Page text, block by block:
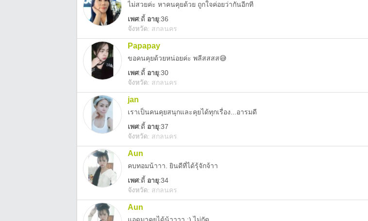
ไม่สวยค่ะ หาคนคุยด้วย ถูกใจค่อยว่ากันอีกที
เพศ:ดี้ อายุ:36
จังหวัด: สกลนคร
Papapay
ขอคนคุยด้วยหน่อยค่ะ พลีสสสส😅
เพศ:ดี้ อายุ:30
จังหวัด: สกลนคร
jan
เราเป็นคนคุยสนุกและคุยได้ทุกเรื่อง...อารมดี
เพศ:ดี้ อายุ:37
จังหวัด: สกลนคร
Aun
คบทอมน้าาา. ยินดีที่ได้รุ้จักจ้าา
เพศ:ดี้ อายุ:34
จังหวัด: สกลนคร
Aun